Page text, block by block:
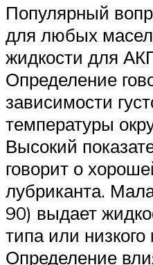
Популярный
для любых
жидкости для
Определение
зависимости
температуры
Высокий
говорит о
лубриканта.
90) выдает
типа или низкого
Определение